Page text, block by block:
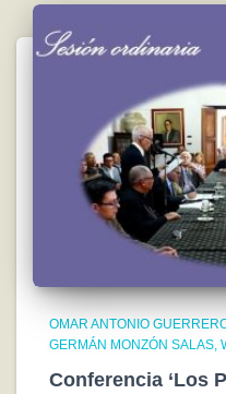
OMAR ANTONIO
GERMÁN MONZÓN SALAS
Conferencia ‘Los